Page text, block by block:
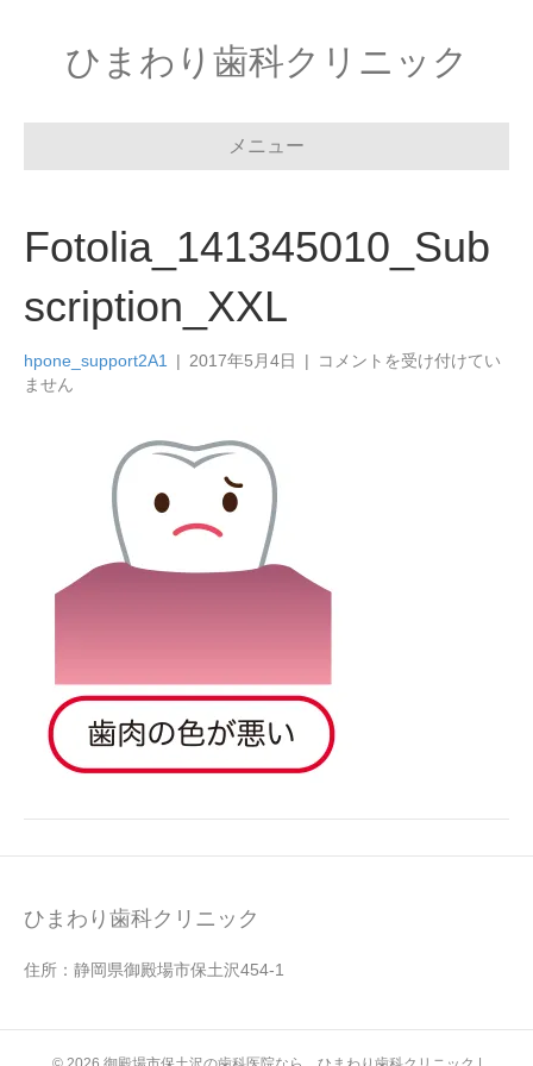
ひまわり歯科クリニック
メニュー
Fotolia_141345010_Sub
scription_XXL
hpone_support2A1 | 2017年5月4日 |
コメントを受け付けてい
ません
ひまわり歯科クリニック
住所：静岡県御殿場市保土沢454-1